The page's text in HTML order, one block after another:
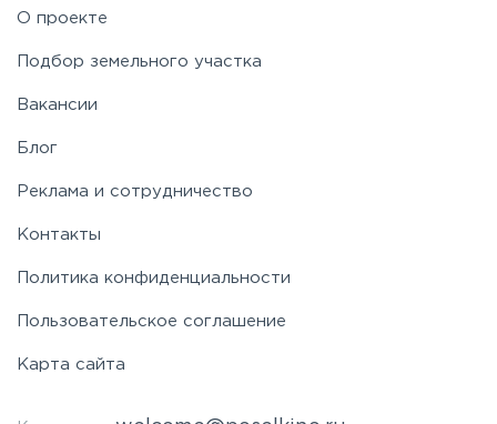
О проекте
Подбор земельного участка
Вакансии
Блог
Реклама и сотрудничество
Контакты
Политика конфиденциальности
Пользовательское соглашение
Карта сайта